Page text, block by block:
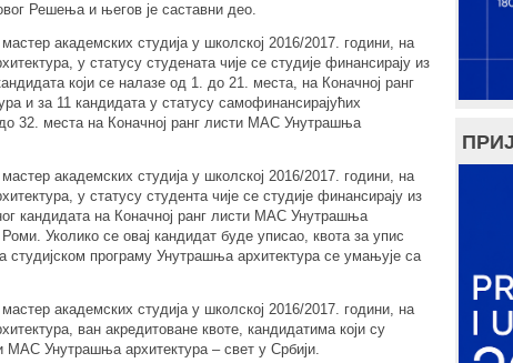
Решења и његов је саставни део.
академских студија у школској 2016/2017. години, на
у статусу студената чије се студије финансирају из
који се налазе од 1. до 21. места, на Коначној ранг
и за 11 кандидата у статусу самофинансирајућих
32. места на Коначној ранг листи МАС Унутрашња
академских студија у школској 2016/2017. години, на
у статусу студента чије се студије финансирају из
кандидата на Коначној ранг листи МАС Унутрашња
Уколико се овај кандидат буде уписао, квота за упис
студијском програму Унутрашња архитектура се умањује са
академских студија у школској 2016/2017. години, на
ван акредитоване квоте, кандидатима који су
МАС Унутрашња архитектура – свет у Србији.